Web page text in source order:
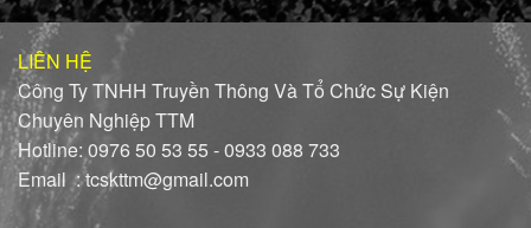
LIÊN HỆ
Công Ty TNHH Truyền Thông Và Tổ Chức Sự Kiện
Chuyên Nghiệp TTM
Hotline: 0976 50 53 55 - 0933 088 733
Email : tcskttm@gmail.com